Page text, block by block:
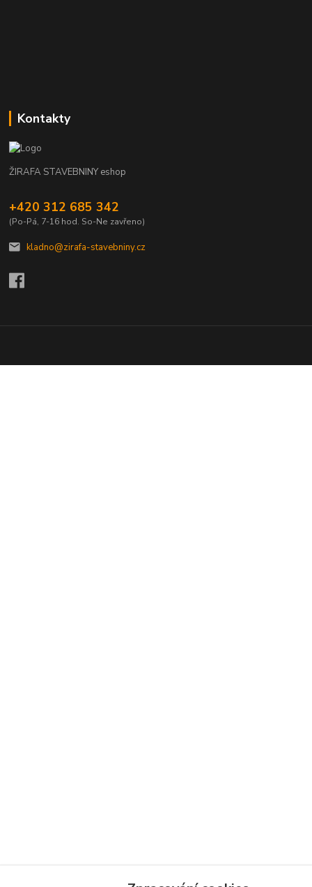
Kontakty
ŽIRAFA STAVEBNINY eshop
+420 312 685 342
(Po-Pá, 7-16 hod. So-Ne zavřeno)
kladno@zirafa-stavebniny.cz